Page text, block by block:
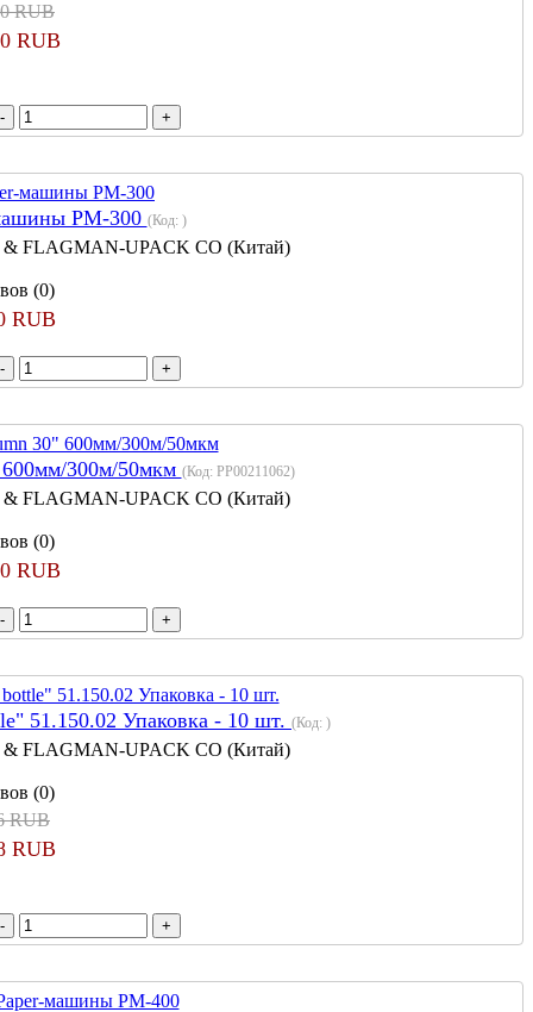
RUB
RUB
PM-300 (Код: )
& FLAGMAN-UPACK CO (Китай)
(0)
RUB
300м/50мкм (Код: PP00211062)
& FLAGMAN-UPACK CO (Китай)
(0)
RUB
51.150.02 Упаковка - 10 шт. (Код: )
& FLAGMAN-UPACK CO (Китай)
(0)
RUB
RUB